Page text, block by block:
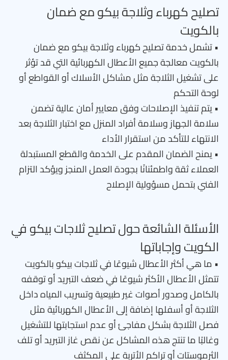
تصليح كهرباء وثلاجة بيكو مع ضمان
بالكويت
• تشمل خدمة تصليح كهرباء وثلاجة بيكو مع ضمان
بالكويت معالجة جميع الأعطال الكهربائية التي قد تؤثر
على تشغيل الثلاجة مثل مشاكل الأسلاك أو القواطع أو
لوحة التحكم
• يتم تنفيذ الإصلاحات وفق معايير أمان عالية تضمن
سلامة الجهاز وسلامة أفراد المنزل مع اختبار الثلاجة بعد
الانتهاء للتأكد من استقرار الأداء
• يمنح الضمان المقدم على الخدمة والقطع المستبدلة
العملاء ثقة واطمئنانًا بجودة العمل المنجز ويؤكد التزام
الفني بتحمل مسؤولية الإصلاح
الأسئلة الشائعة حول تصليح ثلاجات بيكو في
الكويت وإجاباتها
• ما هي أكثر الأعطال شيوعًا في ثلاجات بيكو بالكويت
تتمثل الأعطال الأكثر شيوعًا في ضعف التبريد أو توقفه
بالكامل وصدور أصوات غير طبيعية وتسريب المياه داخل
الثلاجة أو أسفلها إضافة إلى الأعطال الكهربائية مثل
فصل الثلاجة بشكل مفاجئ أو عدم استجابتها للتشغيل
وغالبًا ما تنتج هذه المشاكل عن نقص غاز التبريد أو تلف
الثرموستات أو تراكم الأتربة على المكثف